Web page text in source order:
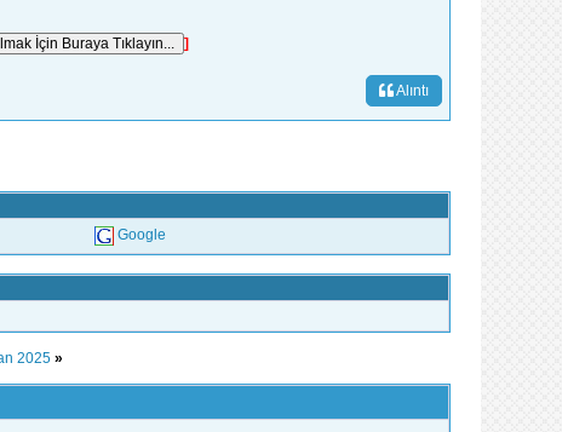
]
Alıntı
Google
2025 »